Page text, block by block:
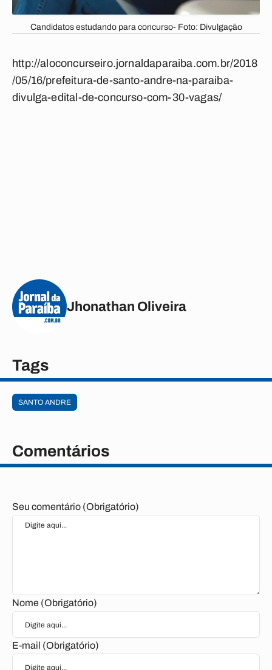
Candidatos estudando para concurso- Foto: Divulgação
http://aloconcurseiro.jornaldaparaiba.com.br/2018
/05/16/prefeitura-de-santo-andre-na-paraiba-
divulga-edital-de-concurso-com-30-vagas/
Jhonathan Oliveira
Tags
SANTO ANDRE
Comentários
Seu comentário (Obrigatório)
Nome (Obrigatório)
E-mail (Obrigatório)